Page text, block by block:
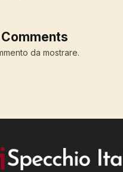
da mostrare.